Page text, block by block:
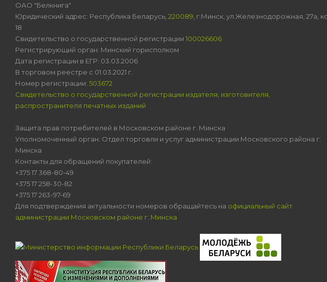
ОАО "Белкнига"
Юридический адрес: Республика Беларусь, 220089 , г.Минск, ул.Железнодорожная, 27а,
18
Свидетельство о государственной регистрации 100026606
Регистрирующий орган: Минский горисполком
Дата регистрации в ЕГР: 03.03.2006
В торговом реестре с 01.03.2021 г.
Номер регистрации: 503672
Свидетельство о государственной регистрации издателя, изготовителя,
распространителя печатных изданий
Защита прав потребителей в Московском районе г. Минска
Уполномоченный орган: Отдел торговли и услуг администрации Московского района г.
Минска
Контакты для обращений покупателей:
+375 17 368-80-49
+375 17 258-30-82
+375 17 263-97-69
Для подтверждения актуальности номеров обращайтесь на официальный сайт
администрации Московском районе г. Минска